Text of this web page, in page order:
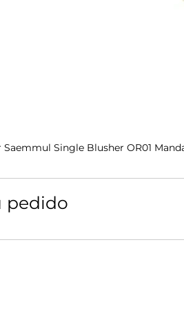
Saemmul Single Blusher OR01
pedido